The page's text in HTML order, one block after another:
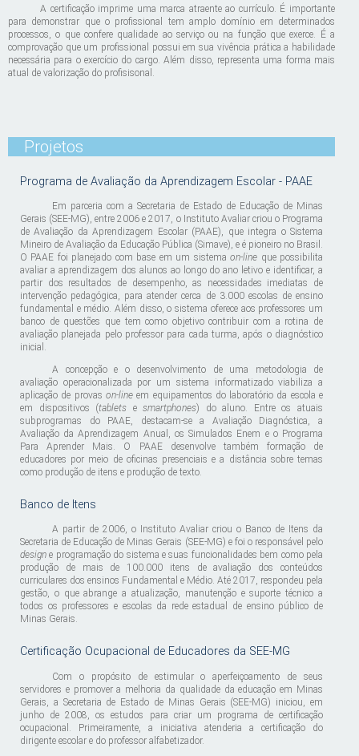
A certificação imprime uma marca atraente ao currículo. É importante
para demonstrar que o profissional tem amplo domínio em determinados
processos, o que confere qualidade ao serviço ou na função que exerce. É a
comprovação que um profissional possui em sua vivência prática a habilidade
necessária para o exercício do cargo. Além disso, representa uma forma mais
atual de valorização do profisisonal.
Projetos
Programa de Avaliação da Aprendizagem Escolar - PAAE
Em parceria com a Secretaria de Estado de Educação de Minas
Gerais (SEE-MG), entre 2006 e 2017, o Instituto Avaliar criou o Programa
de Avaliação da Aprendizagem Escolar (PAAE), que integra o Sistema
Mineiro de Avaliação da Educação Pública (Simave), e é pioneiro no Brasil.
O PAAE foi planejado com base em um sistemaon-line que possibilita
avaliar a aprendizagem dos alunos ao longo do ano letivo e identificar, a
partir dos resultados de desempenho, as necessidades imediatas de
intervenção pedagógica, para atender cerca de 3.000 escolas de ensino
fundamental e médio. Além disso, o sistema oferece aos professores um
banco de questões que tem como objetivo contribuir com a rotina de
avaliação planejada pelo professor para cada turma, após o diagnóstico
inicial.
A concepção e o desenvolvimento de uma metodologia de
avaliação operacionalizada por um sistema informatizado viabiliza a
aplicação de provas on-lineem equipamentos do laboratório da escola e
em dispositivos (tablets esmartphones) do aluno. Entre os atuais
subprogramas do PAAE, destacam-se a Avaliação Diagnóstica, a
Avaliação da Aprendizagem Anual, os Simulados Enem e o Programa
Para Aprender Mais. O PAAE desenvolve também formação de
educadores por meio de oficinas presenciais e a distância sobre temas
como produção de itens e produção de texto.
Banco de Itens
A partir de 2006, o Instituto Avaliar criou o Banco de Itens da
Secretaria de Educação de Minas Gerais (SEE-MG) e foi o responsável pelo
design e programação do sistema e suas funcionalidades bem como pela
produção de mais de 100.000 itens de avaliação dos conteúdos
curriculares dos ensinos Fundamental e Médio. Até 2017, respondeu pela
gestão, o que abrange a atualização, manutenção e suporte técnico a
todos os professores e escolas da rede estadual de ensino público de
Minas Gerais.
Certificação Ocupacional de Educadores da SEE-MG
Com o propósito de estimular o aperfeiçoamento de seus
servidores e promover a melhoria da qualidade da educação em Minas
Gerais, a Secretaria de Estado de Minas Gerais (SEE-MG) iniciou, em
junho de 2008, os estudos para criar um programa de certificação
ocupacional. Primeiramente, a iniciativa atenderia a certificação do
dirigente escolar e do professor alfabetizador.